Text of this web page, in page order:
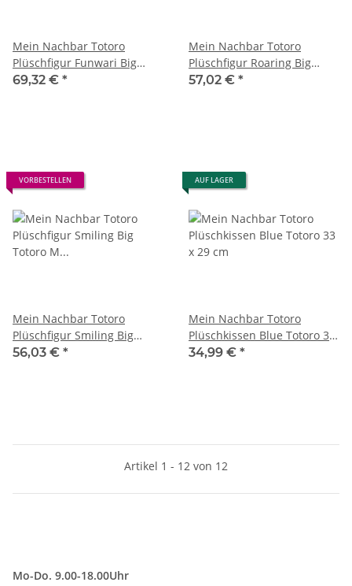
Mein Nachbar Totoro
Plüschfigur Funwari Big
Totoro L 40 cm
69,32 € *
Mein Nachbar Totoro
Plüschfigur Roaring Big
Totoro M 29 cm
57,02 € *
VORBESTELLEN
Mein Nachbar Totoro
Plüschfigur Smiling Big
Totoro M 28 cm
56,03 € *
AUF LAGER
Mein Nachbar Totoro
Plüschkissen Blue Totoro 33
x 29 cm
34,99 € *
Artikel 1 - 12 von 12
Mo-Do. 9.00-18.00Uhr